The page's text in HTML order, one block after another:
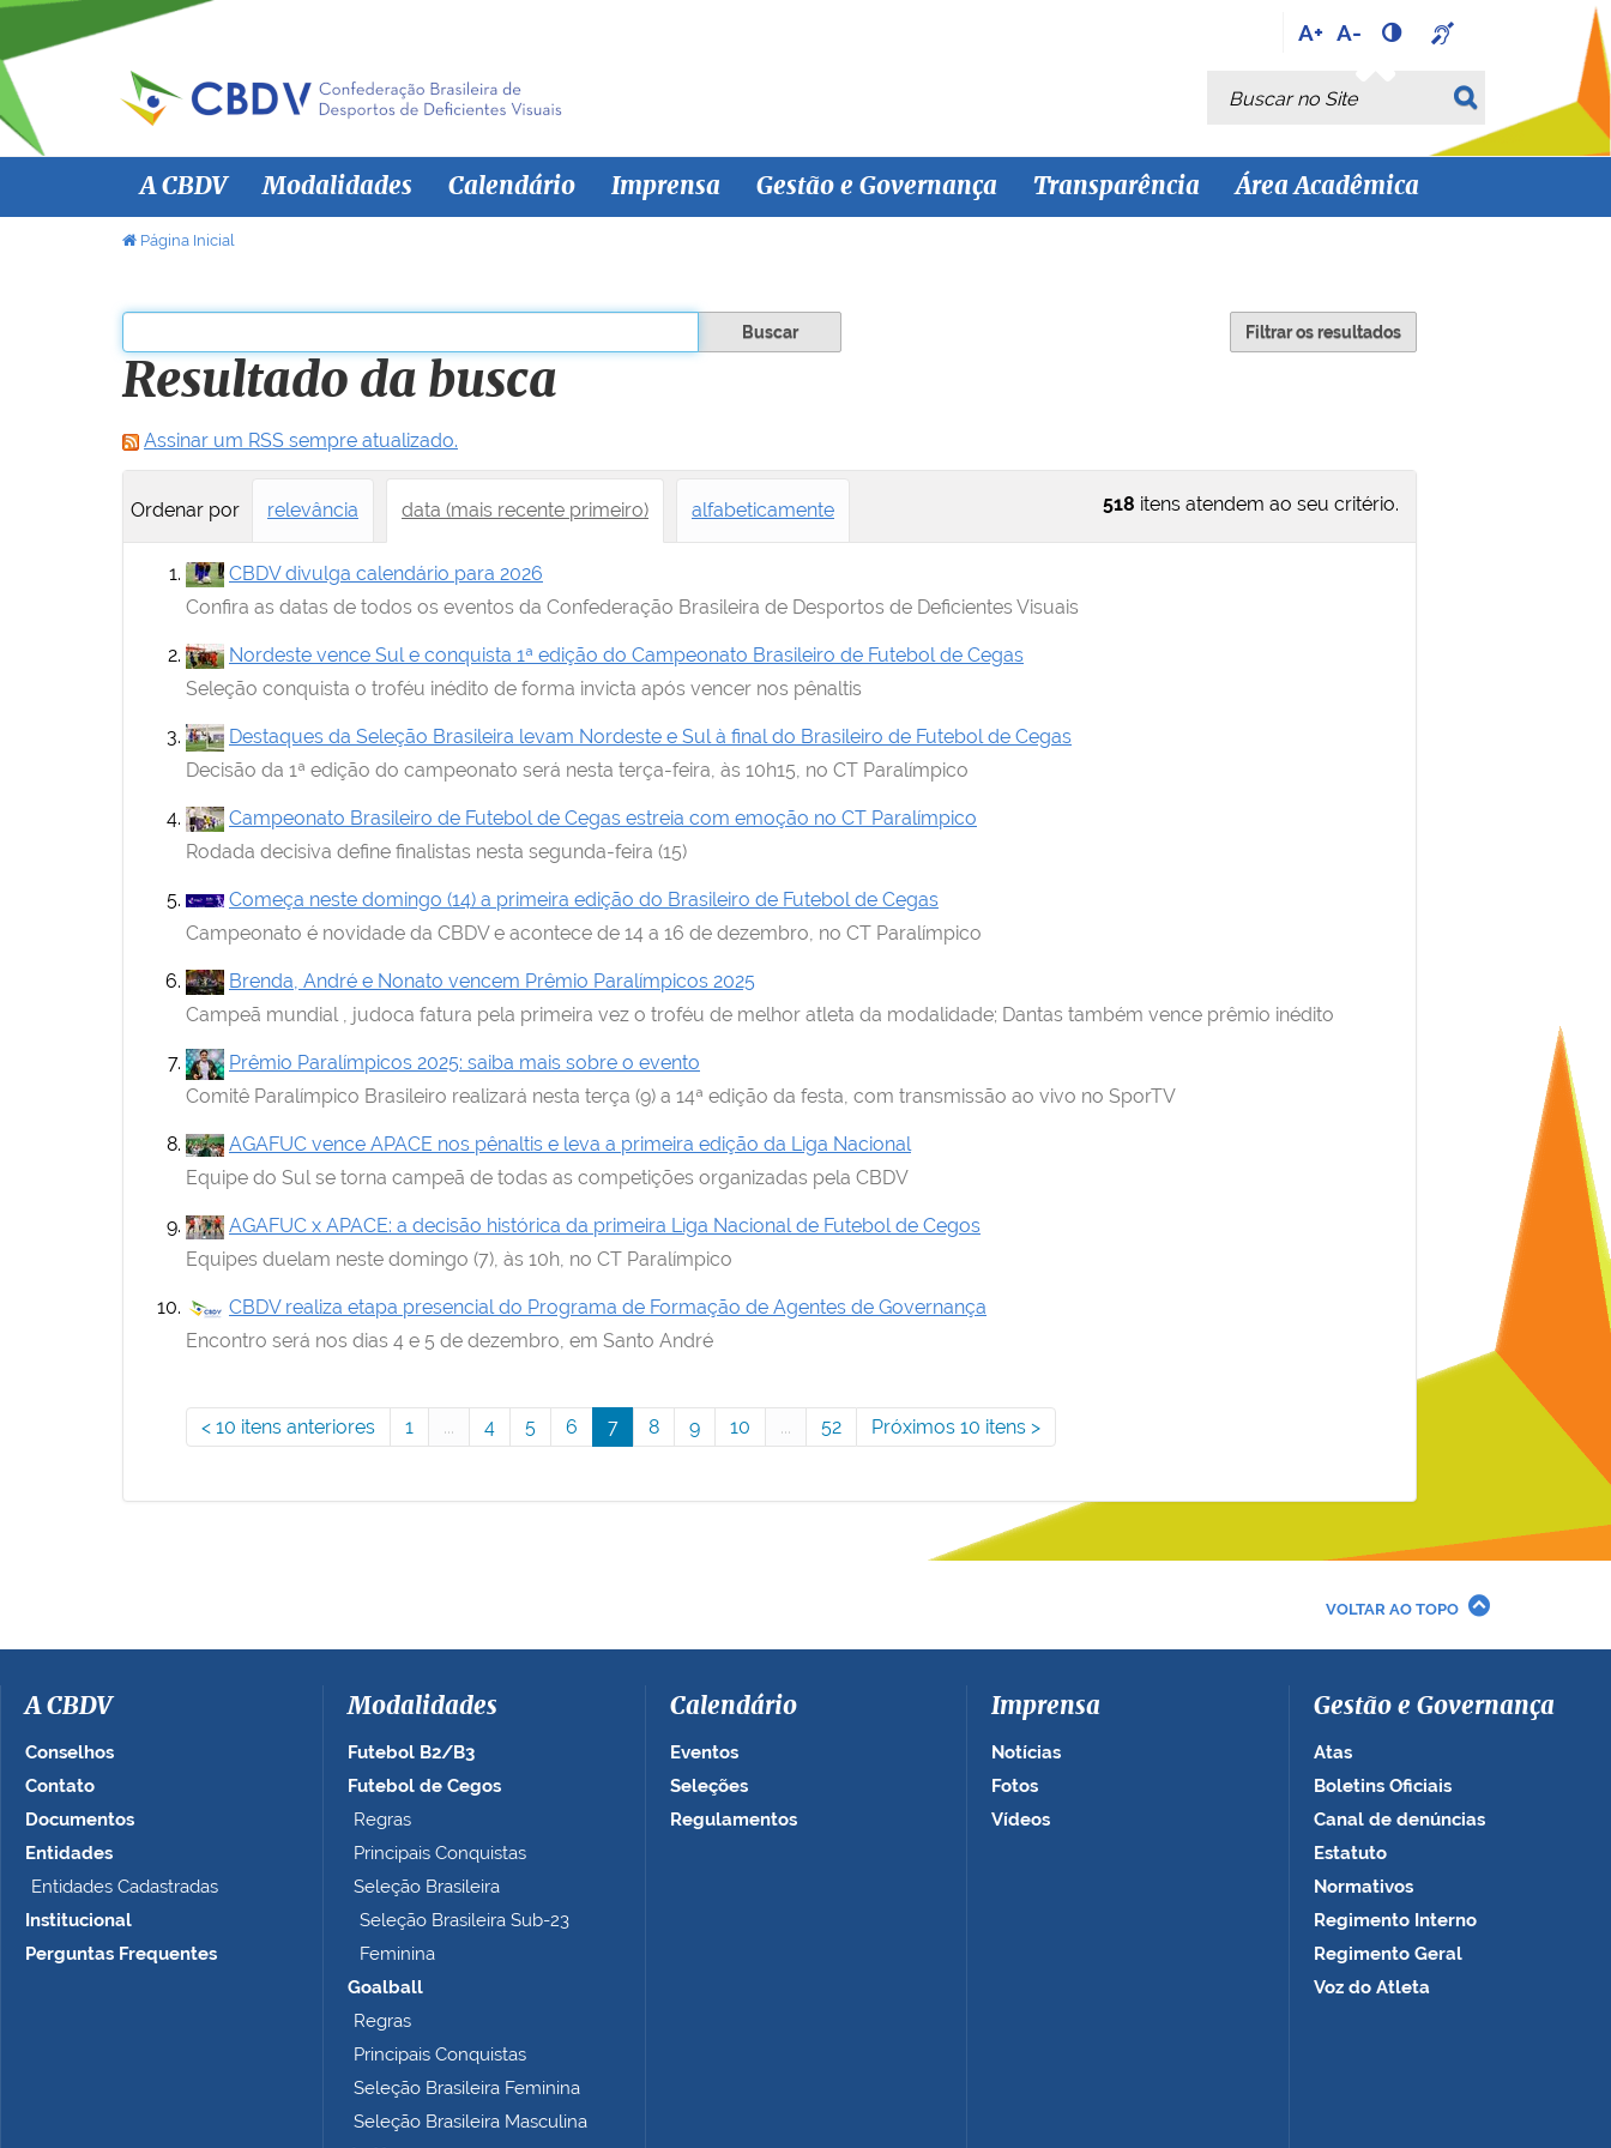
A+ A-
Busca
Busca Avançada…
A CBDV Modalidades Calendário Imprensa Gestão e Governança Transparência Área Acadêmica
V
ê
e
s
á
i
Página Inicial
Filtrar os resultados
Resultado da busca
Assinar um RSS sempre atualizado.
518 itens atendem ao seu critério.
Ordenar por relevância data (mais recente primeiro) alfabeticamente
CBDV divulga calendário para 2026
Confira as datas de todos os eventos da Confederação Brasileira de Desportos de Deficientes Visuais
Nordeste vence Sul e conquista 1ª edição do Campeonato Brasileiro de Futebol de Cegas
Seleção conquista o troféu inédito de forma invicta após vencer nos pênaltis
Destaques da Seleção Brasileira levam Nordeste e Sul à final do Brasileiro de Futebol de Cegas
Decisão da 1ª edição do campeonato será nesta terça-feira, às 10h15, no CT Paralímpico
Campeonato Brasileiro de Futebol de Cegas estreia com emoção no CT Paralímpico
Rodada decisiva define finalistas nesta segunda-feira (15)
Começa neste domingo (14) a primeira edição do Brasileiro de Futebol de Cegas
Campeonato é novidade da CBDV e acontece de 14 a 16 de dezembro, no CT Paralímpico
Brenda, André e Nonato vencem Prêmio Paralímpicos 2025
Campeã mundial , judoca fatura pela primeira vez o troféu de melhor atleta da modalidade; Dantas também vence prêmio inédito
Prêmio Paralímpicos 2025: saiba mais sobre o evento
Comitê Paralímpico Brasileiro realizará nesta terça (9) a 14ª edição da festa, com transmissão ao vivo no SporTV
AGAFUC vence APACE nos pênaltis e leva a primeira edição da Liga Nacional
Equipe do Sul se torna campeã de todas as competições organizadas pela CBDV
AGAFUC x APACE: a decisão histórica da primeira Liga Nacional de Futebol de Cegos
Equipes duelam neste domingo (7), às 10h, no CT Paralímpico
CBDV realiza etapa presencial do Programa de Formação de Agentes de Governança
Encontro será nos dias 4 e 5 de dezembro, em Santo André
10 itens anteriores 1 ... 4 5 6 7 8 9 10 ... 52 Próximos 10 itens
VOLTAR AO TOPO
A CBDV
Conselhos
Contato
Documentos
Entidades
Entidades Cadastradas
Institucional
Perguntas Frequentes
Modalidades
Futebol B2/B3
Futebol de Cegos
Regras
Principais Conquistas
Seleção Brasileira
Seleção Brasileira Sub-23
Feminina
Goalball
Regras
Principais Conquistas
Seleção Brasileira Feminina
Seleção Brasileira Masculina
Calendário
Eventos
Seleções
Regulamentos
Imprensa
Notícias
Fotos
Vídeos
Gestão e Governança
Atas
Boletins Oficiais
Canal de denúncias
Estatuto
Normativos
Regimento Interno
Regimento Geral
Voz do Atleta